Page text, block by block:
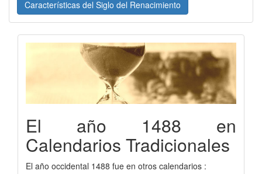
Características del Siglo del Renacimiento
El año 1488 en
Calendarios Tradicionales
El año occidental 1488 fue en otros calendarios :